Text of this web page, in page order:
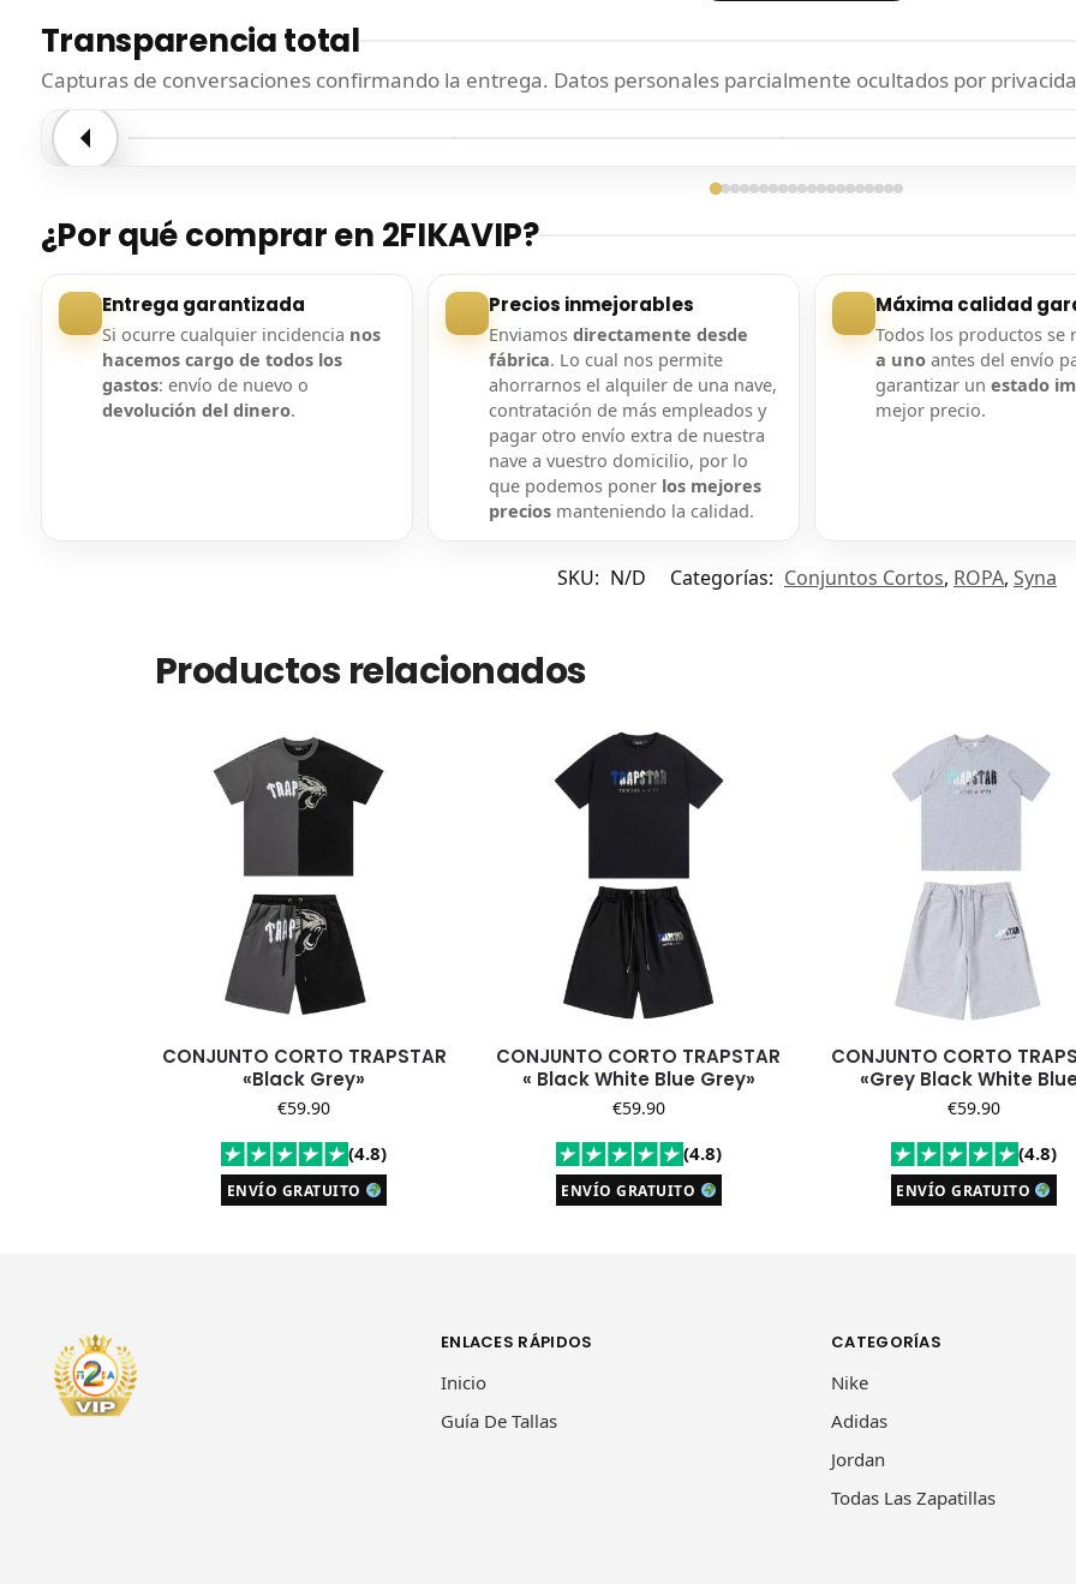
Transparencia total
Capturas de conversaciones confirmando la entrega. Datos personales parcialmente ocultados por
¿Por qué comprar en 2FIKAVIP?
Entrega garantizada
Si ocurre cualquier incidencia nos
hacemos cargo de todos los
gastos: envío de nuevo o
devolución del dinero.
Precios inmejorables
Enviamos directamente desde
fábrica. Lo cual nos permite
ahorrarnos el alquiler de una nave,
contratación de más empleados y
pagar otro envío extra de nuestra
nave a vuestro domicilio, por lo
que podemos poner los mejores
preciosmanteniendo la calidad.
Máxima calidad
Todos los productos se
a unoantes del envío
garantizar un estado
mejor precio.
SKU: N/D Categorías: Conjuntos Cortos, ROPA, Syna
Productos relacionados
CONJUNTO CORTO TRAPSTAR
«Black Grey»
€59.90
(4.8)
ENVÍO GRATUITO
CONJUNTO CORTO TRAPSTAR
« Black White Blue Grey»
€59.90
(4.8)
ENVÍO GRATUITO
CONJUNTO CORTO
«Grey Black White
€59.90
(4.8)
ENVÍO GRATUITO
ENLACES RÁPIDOS
Inicio
Guía De Tallas
CATEGORÍAS
Nike
Adidas
Jordan
Todas Las Zapatillas